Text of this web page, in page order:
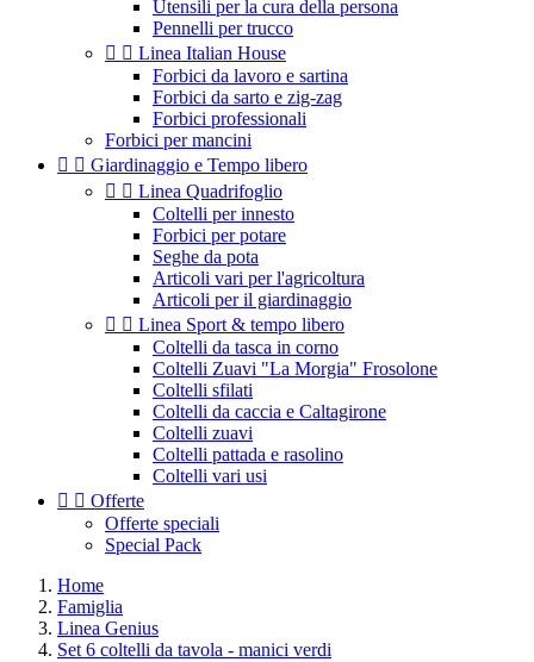
Utensili per la cura della persona
Pennelli per trucco
  Linea Italian House
Forbici da lavoro e sartina
Forbici da sarto e zig-zag
Forbici professionali
Forbici per mancini
  Giardinaggio e Tempo libero
  Linea Quadrifoglio
Coltelli per innesto
Forbici per potare
Seghe da pota
Articoli vari per l'agricoltura
Articoli per il giardinaggio
  Linea Sport & tempo libero
Coltelli da tasca in corno
Coltelli Zuavi "La Morgia" Frosolone
Coltelli sfilati
Coltelli da caccia e Caltagirone
Coltelli zuavi
Coltelli pattada e rasolino
Coltelli vari usi
  Offerte
Offerte speciali
Special Pack
Home
Famiglia
Linea Genius
Set 6 coltelli da tavola - manici verdi